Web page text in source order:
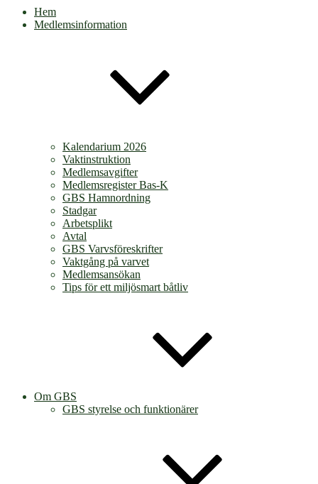
Hem
Medlemsinformation
Kalendarium 2026
Vaktinstruktion
Medlemsavgifter
Medlemsregister Bas-K
GBS Hamnordning
Stadgar
Arbetsplikt
Avtal
GBS Varvsföreskrifter
Vaktgång på varvet
Medlemsansökan
Tips för ett miljösmart båtliv
Om GBS
GBS styrelse och funktionärer